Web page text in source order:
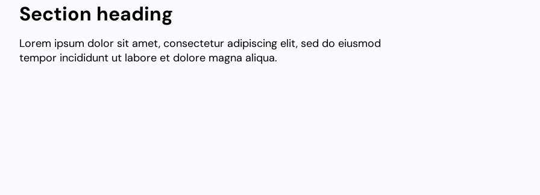
Section heading
Lorem ipsum dolor sit amet, consectetur adipiscing elit, sed do eiusmod
tempor incididunt ut labore et dolore magna aliqua.